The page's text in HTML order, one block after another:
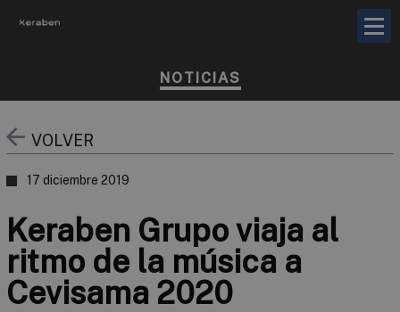
NOTICIAS
VOLVER
17 diciembre 2019
Keraben Grupo viaja al
ritmo de la música a
Cevisama 2020